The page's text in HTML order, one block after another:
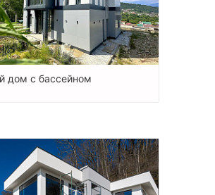
дом с бассейном